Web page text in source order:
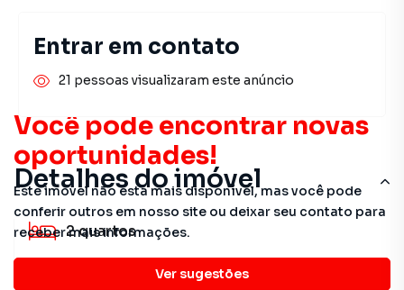
Você pode encontrar novas
oportunidades!
Este imóvel não está mais disponível, mas você pode
conferir outros em nosso site ou deixar seu contato para
receber mais informações.
Ver sugestões
Detalhes do imóvel
2quartos
Entrar em contato
21 pessoas visualizaram este anúncio